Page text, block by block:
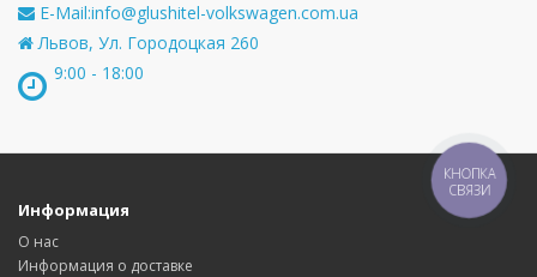
E-Mail:info@glushitel-volkswagen.com.ua
Львов, Ул. Городоцкая 260
9:00 - 18:00
Информация
О нас
Информация о доставке
КНОПКА
СВЯЗИ